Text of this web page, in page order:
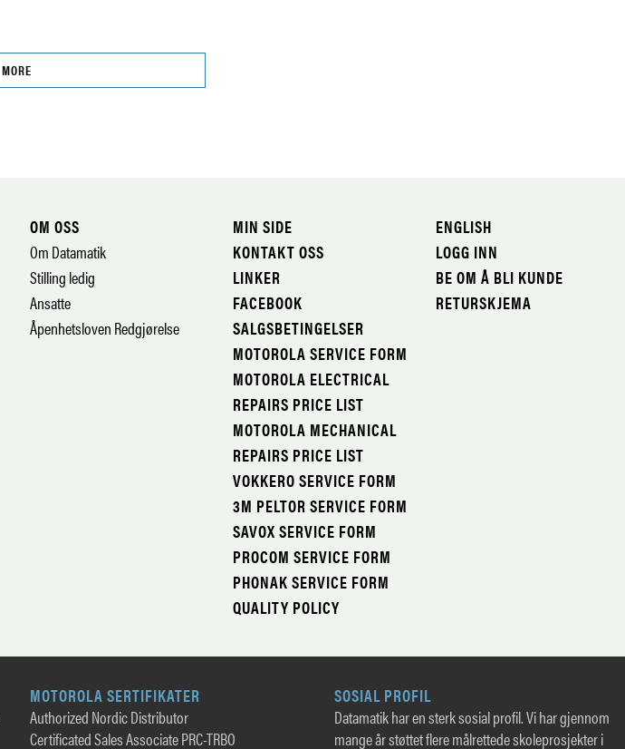
MORE
OM OSS
Om Datamatik
Stilling ledig
Ansatte
Åpenhetsloven Redgjørelse
MIN SIDE
KONTAKT OSS
LINKER
FACEBOOK
SALGSBETINGELSER
MOTOROLA SERVICE FORM
MOTOROLA ELECTRICAL
REPAIRS PRICE LIST
MOTOROLA MECHANICAL
REPAIRS PRICE LIST
VOKKERO SERVICE FORM
3M PELTOR SERVICE FORM
SAVOX SERVICE FORM
PROCOM SERVICE FORM
PHONAK SERVICE FORM
QUALITY POLICY
ENGLISH
LOGG INN
BE OM Å BLI KUNDE
RETURSKJEMA
MOTOROLA SERTIFIKATER
Authorized Nordic Distributor
Certificated Sales Associate PRC-TRBO
SOSIAL PROFIL
Datamatik har en sterk sosial profil. Vi har gjennom
mange år støttet flere målrettede skoleprosjekter i